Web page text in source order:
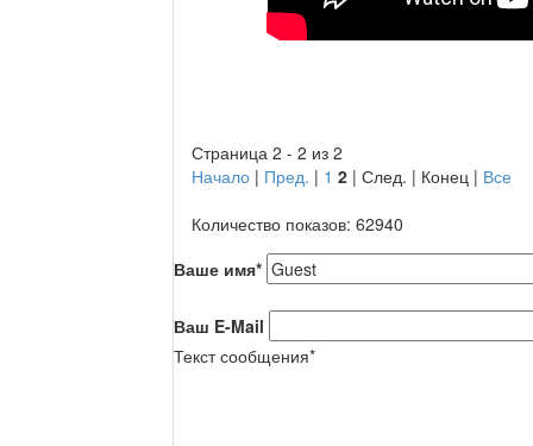
Страница 2 - 2 из 2
Начало | Пред. | 1 2 | След. | Конец | Все
Количество показов: 62940
Ваше имя*
Ваш E-Mail
Текст сообщения*